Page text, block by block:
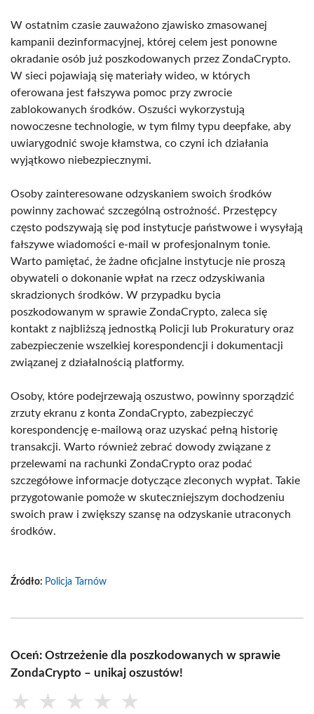
W ostatnim czasie zauważono zjawisko zmasowanej
kampanii dezinformacyjnej, której celem jest ponowne
okradanie osób już poszkodowanych przez ZondaCrypto.
W sieci pojawiają się materiały wideo, w których
oferowana jest fałszywa pomoc przy zwrocie
zablokowanych środków. Oszuści wykorzystują
nowoczesne technologie, w tym filmy typu deepfake, aby
uwiarygodnić swoje kłamstwa, co czyni ich działania
wyjątkowo niebezpiecznymi.
Osoby zainteresowane odzyskaniem swoich środków
powinny zachować szczególną ostrożność. Przestępcy
często podszywają się pod instytucje państwowe i wysyłają
fałszywe wiadomości e-mail w profesjonalnym tonie.
Warto pamiętać, że żadne oficjalne instytucje nie proszą
obywateli o dokonanie wpłat na rzecz odzyskiwania
skradzionych środków. W przypadku bycia
poszkodowanym w sprawie ZondaCrypto, zaleca się
kontakt z najbliższą jednostką Policji lub Prokuratury oraz
zabezpieczenie wszelkiej korespondencji i dokumentacji
związanej z działalnością platformy.
Osoby, które podejrzewają oszustwo, powinny sporządzić
zrzuty ekranu z konta ZondaCrypto, zabezpieczyć
korespondencję e-mailową oraz uzyskać pełną historię
transakcji. Warto również zebrać dowody związane z
przelewami na rachunki ZondaCrypto oraz podać
szczegółowe informacje dotyczące zleconych wypłat. Takie
przygotowanie pomoże w skuteczniejszym dochodzeniu
swoich praw i zwiększy szansę na odzyskanie utraconych
środków.
Źródło: Policja Tarnów
Oceń: Ostrzeżenie dla poszkodowanych w sprawie
ZondaCrypto – unikaj oszustów!
★ ★ ★ ★ ★